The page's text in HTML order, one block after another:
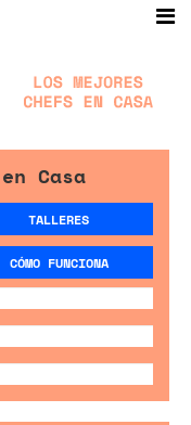
Casa
TALLERES
CÓMO FUNCIONA